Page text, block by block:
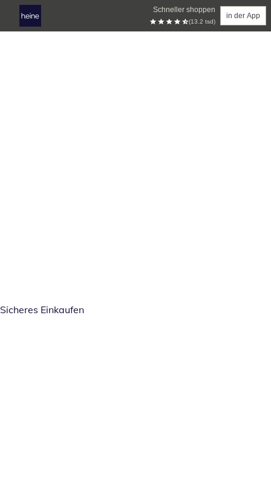
Schneller shoppen
(13.2 tsd)
in der App
Sicheres Einkaufen